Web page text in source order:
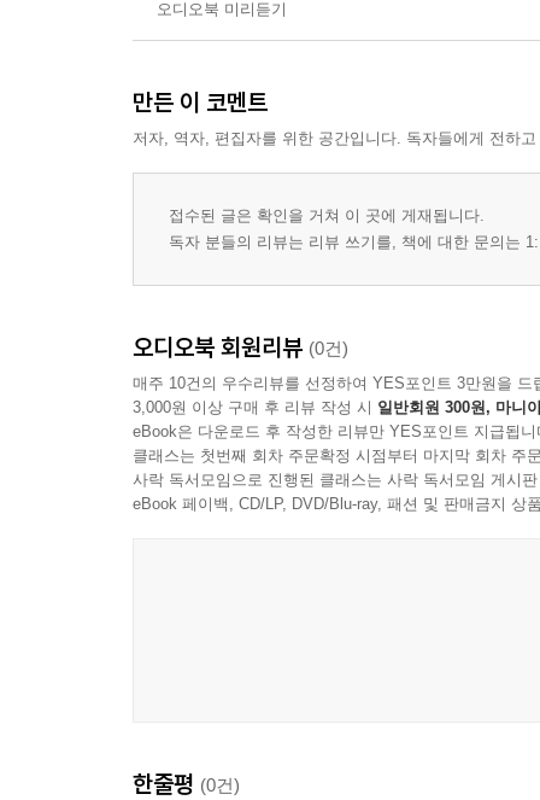
오디오북 미리듣기
만든 이 코멘트
저자, 역자, 편집자를 위한 공간입니다. 독자들에게 전하
접수된 글은 확인을 거쳐 이 곳에 게재됩니다.
독자 분들의 리뷰는 리뷰 쓰기를, 책에 대한 문의는
오디오북 회원리뷰 (0건)
매주 10건의 우수리뷰를 선정하여 YES포인트 3만원을 드
3,000원 이상 구매 후 리뷰 작성 시 일반회원 300원, 마니
eBook은 다운로드 후 작성한 리뷰만 YES포인트 지급됩니
클래스는 첫번째 회차 주문확정 시점부터 마지막 회차 주
사락 독서모임으로 진행된 클래스는 사락 독서모임 게시
eBook 페이백, CD/LP, DVD/Blu-ray, 패션 및 판매금지 상
한줄평 (0건)